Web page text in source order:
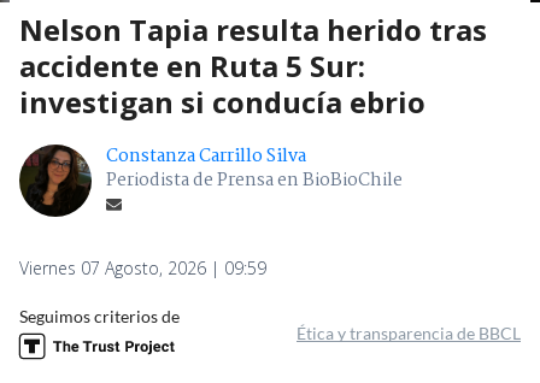
Nelson Tapia resulta herido tras
accidente en Ruta 5 Sur:
investigan si conducía ebrio
Constanza Carrillo Silva
Periodista de Prensa en BioBioChile
Viernes 07 Agosto, 2026 | 09:59
Seguimos criterios de
Ética y transparencia de BBCL